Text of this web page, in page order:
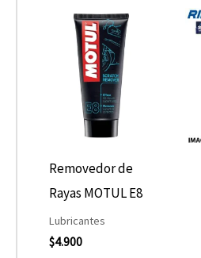
Removedor de
Rayas MOTUL E8
Lubricantes
$4.900